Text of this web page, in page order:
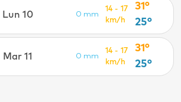
Lun 10 0 mm
14 - 17
km/h
31°
25°
Mar 11 0 mm
14 - 17
km/h
31°
25°